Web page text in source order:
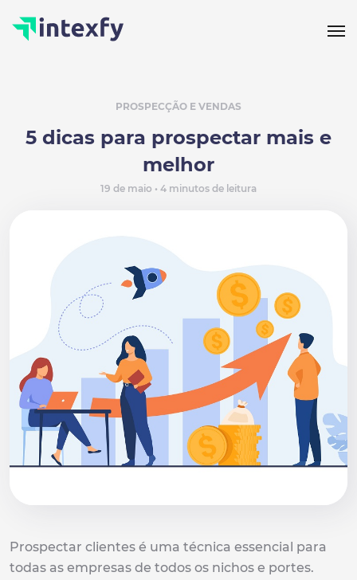
PROSPECÇÃO E VENDAS
5 dicas para prospectar mais e
melhor
19 de maio • 4 minutos de leitura
Prospectar clientes é uma técnica essencial para
todas as empresas de todos os nichos e portes.